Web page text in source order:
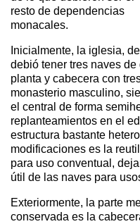
resto de dependencias
monacales.
Inicialmente, la iglesia,
debió tener tres naves
planta y cabecera con
monasterio masculino,
el central de forma
replanteamientos en el
estructura bastante
modificaciones es la
para uso conventual,
útil de las naves para
Exteriormente, la parte
conservada es la